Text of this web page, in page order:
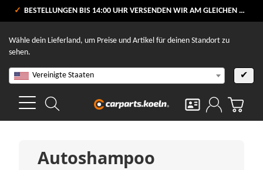
VERSANDKOSTENFREI AB 80 €
BESTELLUNGEN BIS 14:00 UHR VERSENDEN WIR AM GLEICHEN WERKTAG VERSANDDAUER 1 - 2 TAGE **
Wähle dein Lieferland, um Preise und Artikel für deinen Standort zu
sehen.
Vereinigte Staaten ✔
Autoshampoo